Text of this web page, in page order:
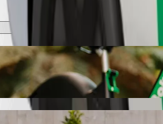
scooter eller elcykel
Centralstation